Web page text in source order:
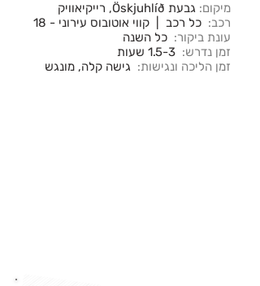
מיקום: גבעת Öskjuhlíð, רייקיאוויק
רכב: כל רכב | קווי אוטובוס עירוני - 18
עונת ביקור: כל השנה
זמן נדרש: 1.5-3 שעות
זמן הליכה ונגישות: גישה קלה, מונגש